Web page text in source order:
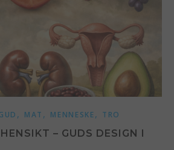
, MAT , MENNESKE, TRO
– GUDS DESIGN I